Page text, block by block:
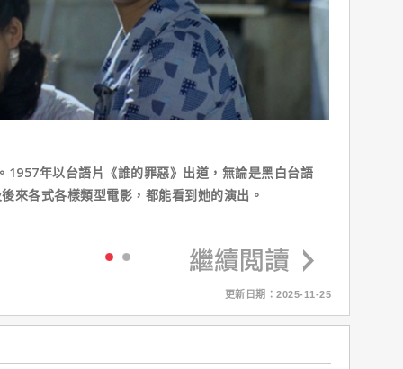
年以台語片《誰的罪惡》出道，無論是黑白台語
來各式各樣類型電影，都能看到她的演出。
更新日期：2025-11-25